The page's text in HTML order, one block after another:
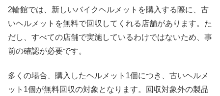
2輪館では、新しいバイクヘルメットを購入する際に、古
いヘルメットを無料で回収してくれる店舗があります。た
だし、すべての店舗で実施しているわけではないため、事
前の確認が必要です。
多くの場合、購入したヘルメット1個につき、古いヘルメ
ット1個が無料回収の対象となります。回収対象外の製品